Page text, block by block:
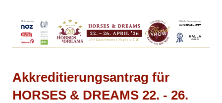
Akkreditierungsantrag für
HORSES & DREAMS 22. - 26.